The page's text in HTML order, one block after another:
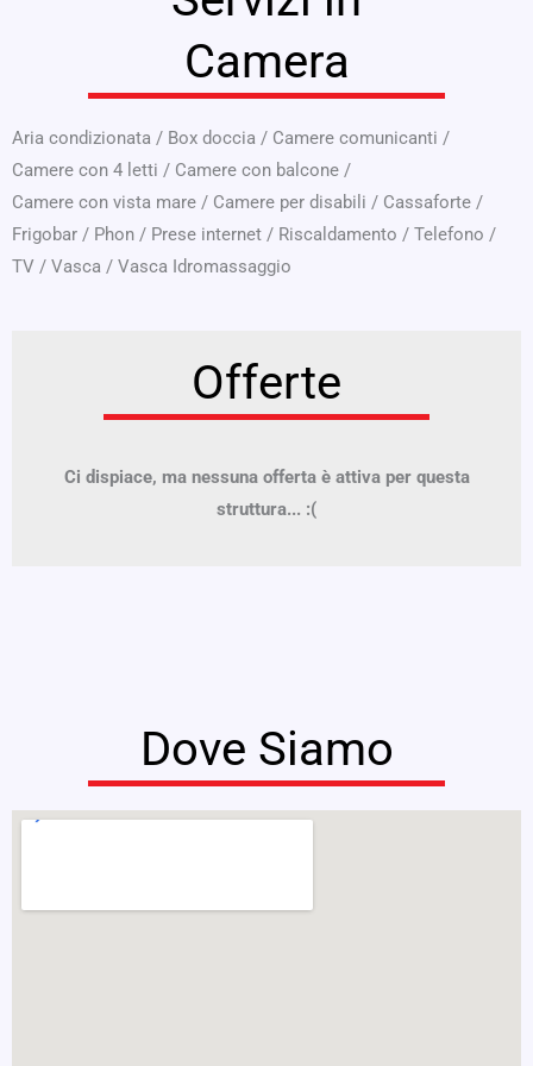
Camera
Aria condizionata / Box doccia / Camere comunicanti /
Camere con 4 letti / Camere con balcone /
Camere con vista mare / Camere per disabili / Cassaforte /
Frigobar / Phon / Prese internet / Riscaldamento / Telefono /
TV / Vasca / Vasca Idromassaggio
Offerte
Ci dispiace, ma nessuna offerta è attiva per questa
struttura... :(
Dove Siamo